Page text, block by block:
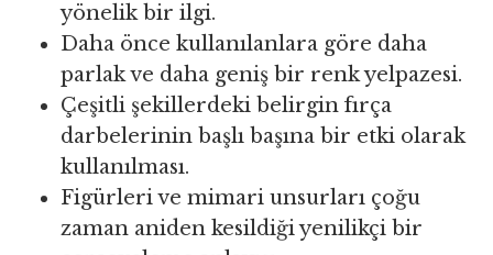
yönelik bir ilgi.
Daha önce kullanılanlara göre daha
parlak ve daha geniş bir renk yelpazesi.
Çeşitli şekillerdeki belirgin fırça
darbelerinin başlı başına bir etki olarak
kullanılması.
Figürleri ve mimari unsurları çoğu
zaman aniden kesildiği yenilikçi bir